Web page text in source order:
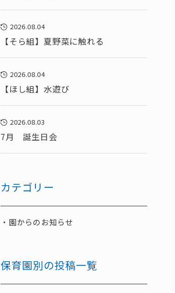
2026.08.04
【そら組】夏野菜に触れる
2026.08.04
【ほし組】水遊び
2026.08.03
7月 誕生日会
カテゴリー
園からのお知らせ
保育園別の投稿一覧